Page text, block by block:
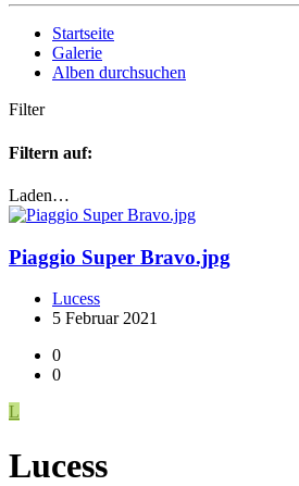
Startseite
Galerie
Alben durchsuchen
Filter
Filtern auf:
Laden…
Piaggio Super Bravo.jpg
Lucess
5 Februar 2021
0
0
L
Lucess